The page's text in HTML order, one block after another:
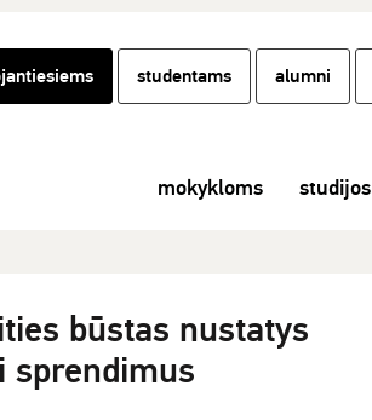
studentams alumni
mokykloms studijos
būstas nustatys
sprendimus